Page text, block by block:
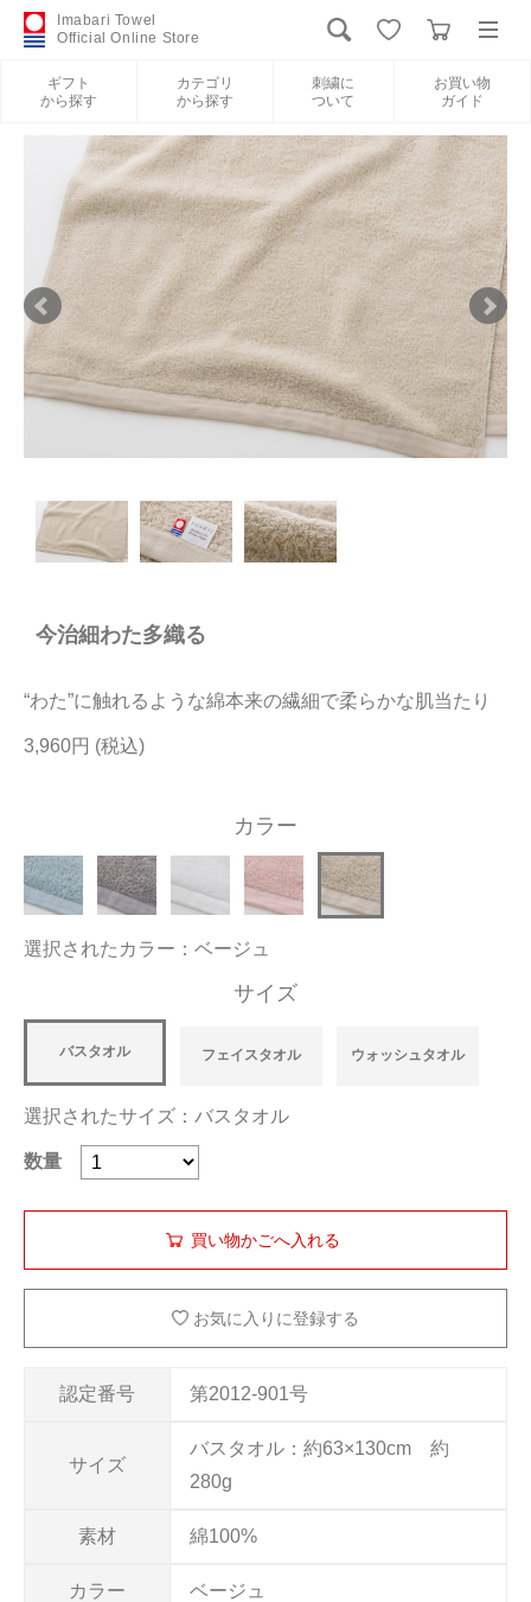
Imabari Towel
Official Online Store
ギフト
から探す
カテゴリ
から探す
刺繍に
ついて
お買い物
ガイド
新規会員登録
ギフトから探す
カテゴリから探す
刺繍について
お買い物ガイド
当サイトについて
大量購入・法人向けの購入の方は
お問い合わせ
今治細わた多織る
“わた”に触れるような綿本来の繊細で柔らかな肌当たり
3,960円
認定番号 第2012-901号
サイズ
バスタオル：約63×130cm 約
280g
素材 綿100%
カラー ベージュ
カラー
選択されたカラー：ベージュ
サイズ
バスタオル フェイスタオル ウォッシュタオル
選択されたサイズ：バスタオル
数量
お気に入りに登録する